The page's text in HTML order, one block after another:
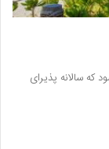
سالانه پذیرای